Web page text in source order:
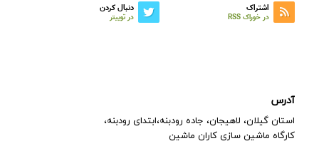
دنبال کردن
در توییتر
اشتراک
در خوراک RSS
آدرس
استان گیلان، لاهیجان، جاده رودبنه،ابتدای رودبنه،
کارگاه ماشین سازی کاران ماشین